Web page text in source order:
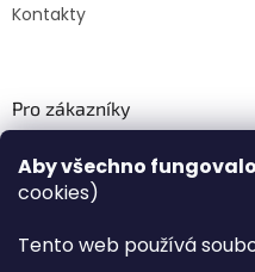
Aby všechno
cookies)
Tento web používá
Kontakty
Pro zákazníky
Věrnostní program PLAZA
Magazín PLAZA News™
Plaza.cz slevové kódy a